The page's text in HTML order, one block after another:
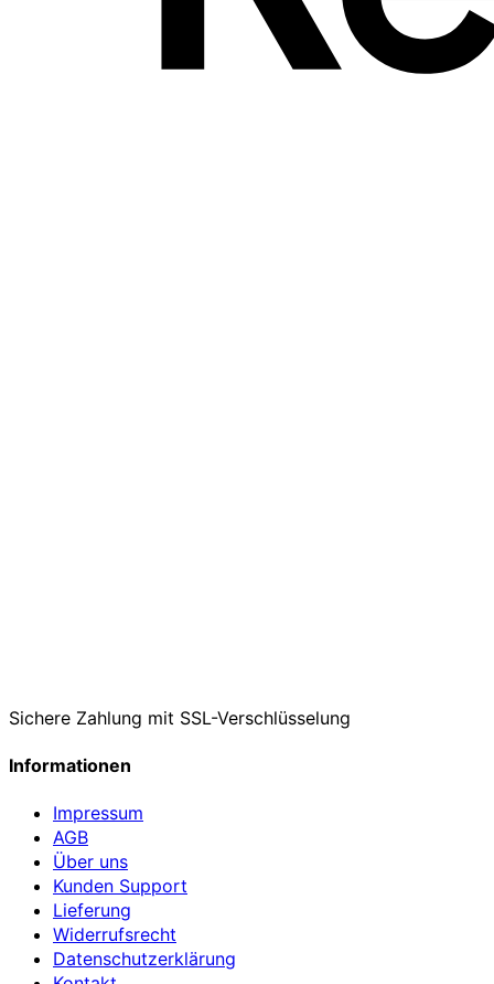
Sichere Zahlung mit SSL-Verschlüsselung
Informationen
Impressum
AGB
Über uns
Kunden Support
Lieferung
Widerrufsrecht
Datenschutzerklärung